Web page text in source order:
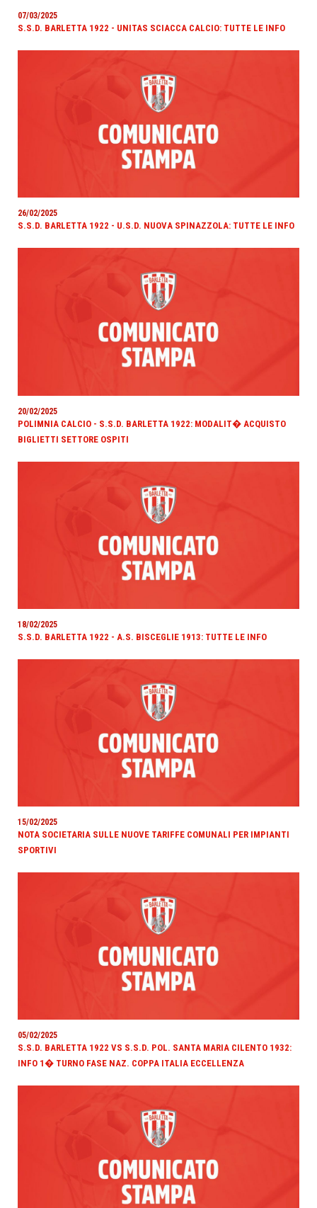
07/03/2025
S.S.D. BARLETTA 1922 - UNITAS SCIACCA CALCIO: TUTTE LE INFO
26/02/2025
S.S.D. BARLETTA 1922 - U.S.D. NUOVA SPINAZZOLA: TUTTE LE INFO
20/02/2025
POLIMNIA CALCIO - S.S.D. BARLETTA 1922: MODALIT� ACQUISTO
BIGLIETTI SETTORE OSPITI
18/02/2025
S.S.D. BARLETTA 1922 - A.S. BISCEGLIE 1913: TUTTE LE INFO
15/02/2025
NOTA SOCIETARIA SULLE NUOVE TARIFFE COMUNALI PER IMPIANTI
SPORTIVI
05/02/2025
S.S.D. BARLETTA 1922 VS S.S.D. POL. SANTA MARIA CILENTO 1932:
INFO 1� TURNO FASE NAZ. COPPA ITALIA ECCELLENZA